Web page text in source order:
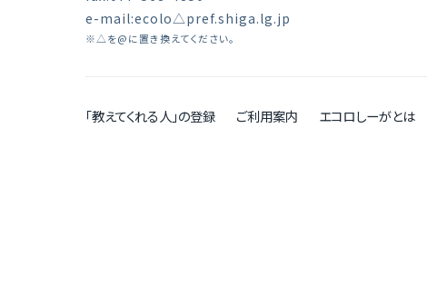
e-mail:ecolo△pref.shiga.lg.jp
※△を@に置き換えてください。
「教えてくれる人」の登録 ご利用案内 エコロしーがとは